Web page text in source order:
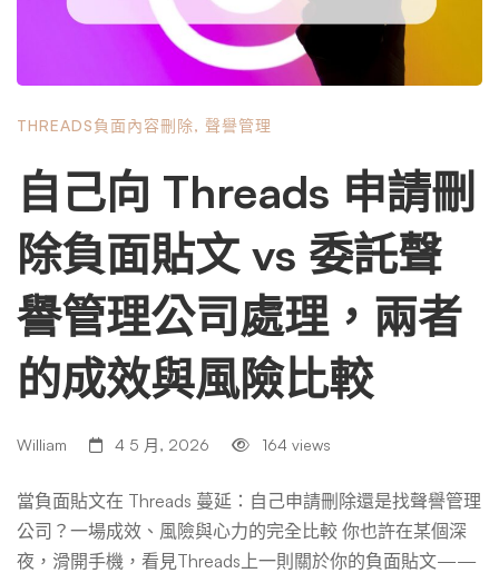
THREADS負面內容刪除, 聲譽管理
自己向 Threads 申請刪
除負面貼文 vs 委託聲
譽管理公司處理，兩者
的成效與風險比較
William 4 5 月, 2026 164 views
當負面貼文在 Threads 蔓延：自己申請刪除還是找聲譽管理
公司？一場成效、風險與心力的完全比較 你也許在某個深
夜，滑開手機，看見Threads上一則關於你的負面貼文——